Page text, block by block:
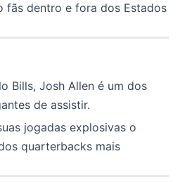
fãs dentro e fora dos Estados
Bills, Josh Allen é um dos
de assistir.
jogadas explosivas o
quarterbacks mais